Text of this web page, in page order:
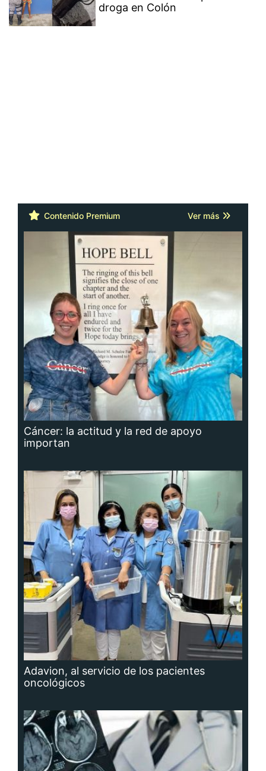
droga en Colón
Contenido Premium Ver más
Cáncer: la actitud y la red de apoyo
importan
Adavion, al servicio de los pacientes
oncológicos